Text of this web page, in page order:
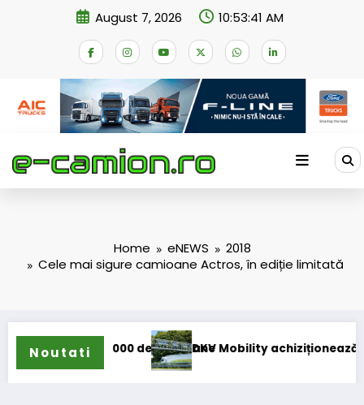
August 7, 2026 10:53:41 AM
Home eNEWS
2018
Cele mai sigure camioane Actros, în ediție limitată
Noutati
de camioaneDKV Mobility achiziționează pachetul